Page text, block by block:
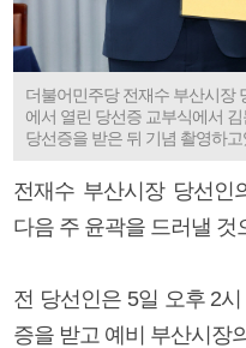
더불어민주당 전재수 부산시장
에서 열린 당선증 교부식에서
당선증을 받은 뒤 기념 촬영하
전재수 부산시장 당선인
다음 주 윤곽을 드러낼 것
전 당선인은 5일 오후 2
증을 받고 예비 부산시장